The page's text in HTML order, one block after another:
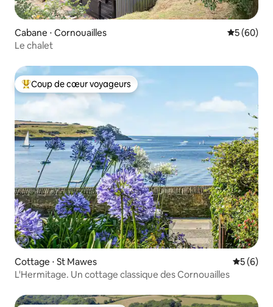
Cabane ⋅ Cornouailles
5 (60)
Le chalet
Coups de cœur voyageurs les plus appréciés
Coup de cœur voyageurs
Cottage ⋅ St Mawes
5 (6)
L'Hermitage. Un cottage classique des Cornouailles